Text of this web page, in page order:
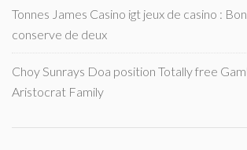
Tonnes James Casino igt jeux de casino :
conserve de deux
Choy Sunrays Doa position Totally free
Aristocrat Family